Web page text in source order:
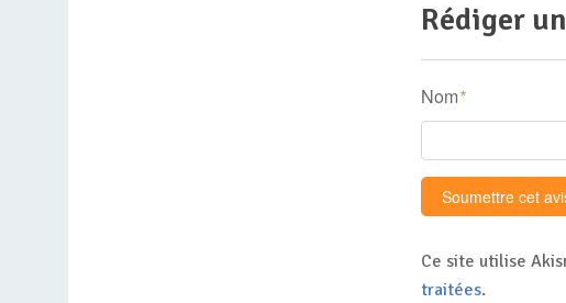
Rédiger
Nom *
Ce site utilise
traitées.